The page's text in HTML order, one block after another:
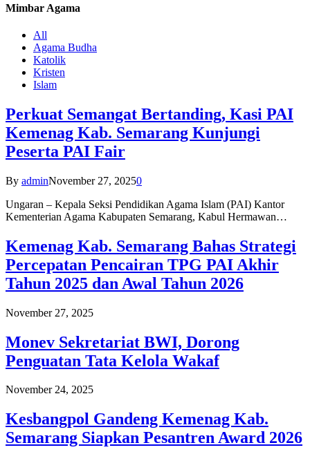
Mimbar Agama
All
Agama Budha
Katolik
Kristen
Islam
Perkuat Semangat Bertanding, Kasi PAI
Kemenag Kab. Semarang Kunjungi
Peserta PAI Fair
By adminNovember 27, 20250
Ungaran – Kepala Seksi Pendidikan Agama Islam (PAI) Kantor
Kementerian Agama Kabupaten Semarang, Kabul Hermawan…
Kemenag Kab. Semarang Bahas Strategi
Percepatan Pencairan TPG PAI Akhir
Tahun 2025 dan Awal Tahun 2026
November 27, 2025
Monev Sekretariat BWI, Dorong
Penguatan Tata Kelola Wakaf
November 24, 2025
Kesbangpol Gandeng Kemenag Kab.
Semarang Siapkan Pesantren Award 2026